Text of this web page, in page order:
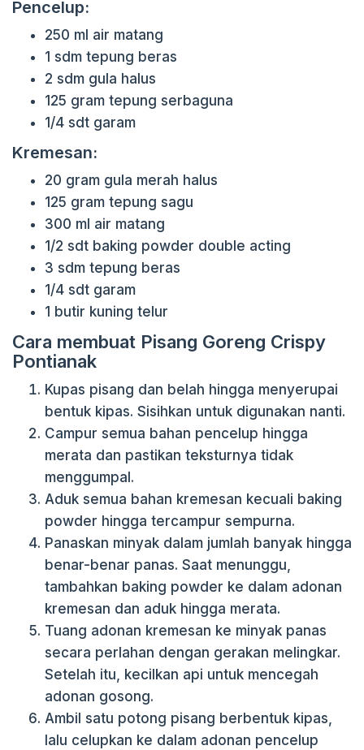
Pencelup:
250 ml air matang
1 sdm tepung beras
2 sdm gula halus
125 gram tepung serbaguna
1/4 sdt garam
Kremesan:
20 gram gula merah halus
125 gram tepung sagu
300 ml air matang
1/2 sdt baking powder double acting
3 sdm tepung beras
1/4 sdt garam
1 butir kuning telur
Cara membuat Pisang Goreng Crispy
Pontianak
Kupas pisang dan belah hingga menyerupai
bentuk kipas. Sisihkan untuk digunakan nanti.
Campur semua bahan pencelup hingga
merata dan pastikan teksturnya tidak
menggumpal.
Aduk semua bahan kremesan kecuali baking
powder hingga tercampur sempurna.
Panaskan minyak dalam jumlah banyak hingga
benar-benar panas. Saat menunggu,
tambahkan baking powder ke dalam adonan
kremesan dan aduk hingga merata.
Tuang adonan kremesan ke minyak panas
secara perlahan dengan gerakan melingkar.
Setelah itu, kecilkan api untuk mencegah
adonan gosong.
Ambil satu potong pisang berbentuk kipas,
lalu celupkan ke dalam adonan pencelup